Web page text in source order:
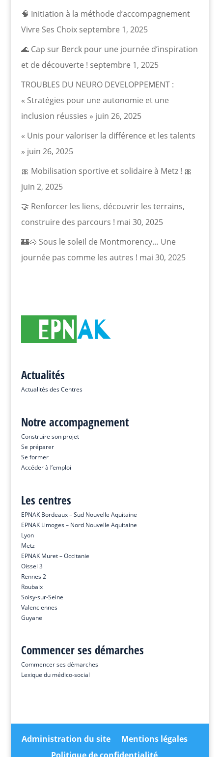
🧠 Initiation à la méthode d’accompagnement
Vivre Ses Choix septembre 1, 2025
🌊 Cap sur Berck pour une journée d’inspiration
et de découverte ! septembre 1, 2025
TROUBLES DU NEURO DEVELOPPEMENT :
« Stratégies pour une autonomie et une
inclusion réussies » juin 26, 2025
« Unis pour valoriser la différence et les talents
» juin 26, 2025
🎀 Mobilisation sportive et solidaire à Metz ! 🎀
juin 2, 2025
🤝 Renforcer les liens, découvrir les terrains,
construire des parcours ! mai 30, 2025
🏰🐴 Sous le soleil de Montmorency… Une
journée pas comme les autres ! mai 30, 2025
Actualités
Actualités des Centres
Notre accompagnement
Construire son projet
Se préparer
Se former
Accéder à l’emploi
Les centres
EPNAK Bordeaux – Sud Nouvelle Aquitaine
EPNAK Limoges – Nord Nouvelle Aquitaine
Lyon
Metz
EPNAK Muret – Occitanie
Oissel 3
Rennes 2
Roubaix
Soisy-sur-Seine
Valenciennes
Guyane
Commencer ses démarches
Commencer ses démarches
Lexique du médico-social
Administration du site
Mentions légales
Politique de confidentialité